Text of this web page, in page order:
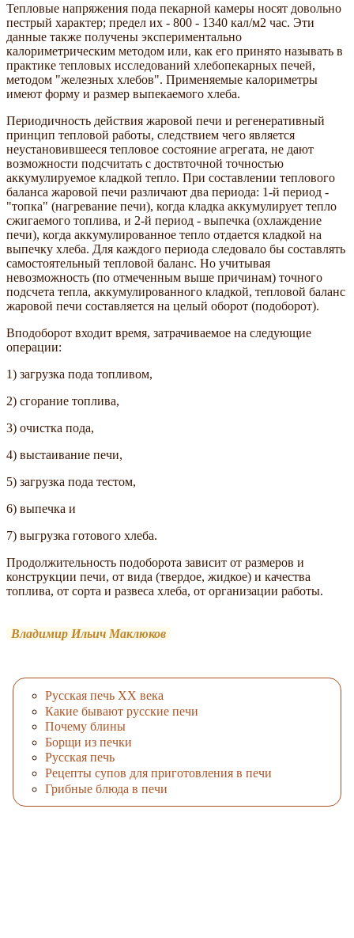
Тепловые напряжения пода пекарной камеры носят довольно
пестрый характер; предел их - 800 - 1340 кал/м2 час. Эти
данные также получены экспериментально
калориметрическим методом или, как его принято называть в
практике тепловых исследований хлебопекарных печей,
методом "железных хлебов". Применяемые калориметры
имеют форму и размер выпекаемого хлеба.
Периодичность действия жаровой печи и регенеративный
принцип тепловой работы, следствием чего является
неустановившееся тепловое состояние агрегата, не дают
возможности подсчитать с доствточной точностью
аккумулируемое кладкой тепло. При составлении теплового
баланса жаровой печи различают два периода: 1-й период -
"топка" (нагревание печи), когда кладка аккумулирует тепло
сжигаемого топлива, и 2-й период - выпечка (охлаждение
печи), когда аккумулированное тепло отдается кладкой на
выпечку хлеба. Для каждого периода следовало бы составлять
самостоятельный тепловой баланс. Но учитывая
невозможность (по отмеченным выше причинам) точного
подсчета тепла, аккумулированного кладкой, тепловой баланс
жаровой печи составляется на целый оборот (подоборот).
Вподоборот входит время, затрачиваемое на следующие
операции:
1) загрузка пода топливом,
2) сгорание топлива,
3) очистка пода,
4) выстаивание печи,
5) загрузка пода тестом,
6) выпечка и
7) выгрузка готового хлеба.
Продолжительность подоборота зависит от размеров и
конструкции печи, от вида (твердое, жидкое) и качества
топлива, от сорта и развеса хлеба, от организации работы.
Владимир Ильич Маклюков
Русская печь XX века
Какие бывают русские печи
Почему блины
Борщи из печки
Русская печь
Рецепты супов для приготовления в печи
Грибные блюда в печи